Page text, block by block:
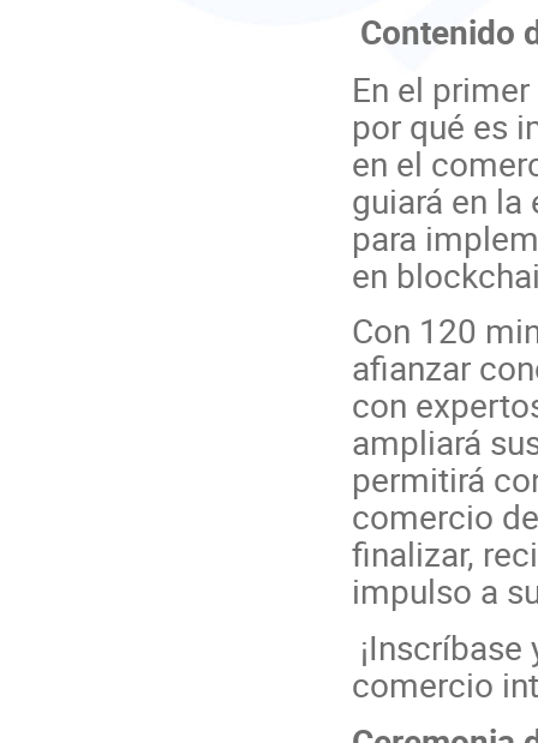
Contenido
En el
por qué es
en el
guiará en la
para
en
Con 120
afianzar
con
ampliará
permitirá
comercio
finalizar,
impulso a
comercio